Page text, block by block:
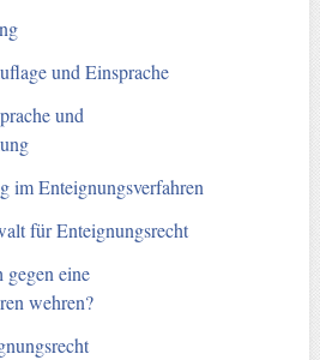
und Einsprache
und
im Enteignungsverfahren
für Enteignungsrecht
gegen eine
wehren?